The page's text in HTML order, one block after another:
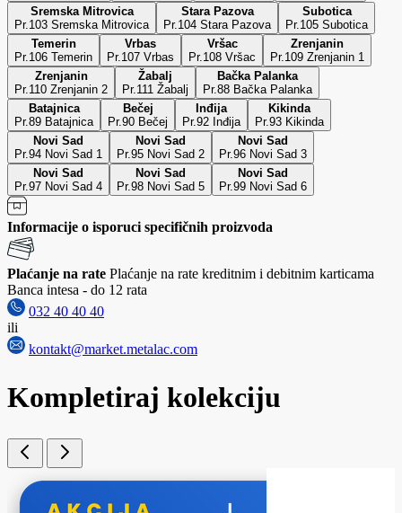
Sremska Mitrovica
Pr.103 Sremska Mitrovica
Stara Pazova
Pr.104 Stara Pazova
Subotica
Pr.105 Subotica
Temerin
Pr.106 Temerin
Vrbas
Pr.107 Vrbas
Vršac
Pr.108 Vršac
Zrenjanin
Pr.109 Zrenjanin 1
Zrenjanin
Pr.110 Zrenjanin 2
Žabalj
Pr.111 Žabalj
Bačka Palanka
Pr.88 Bačka Palanka
Batajnica
Pr.89 Batajnica
Bečej
Pr.90 Bečej
Inđija
Pr.92 Inđija
Kikinda
Pr.93 Kikinda
Novi Sad
Pr.94 Novi Sad 1
Novi Sad
Pr.95 Novi Sad 2
Novi Sad
Pr.96 Novi Sad 3
Novi Sad
Pr.97 Novi Sad 4
Novi Sad
Pr.98 Novi Sad 5
Novi Sad
Pr.99 Novi Sad 6
Informacije o isporuci specifičnih proizvoda
Plaćanje na rate Plaćanje na rate kreditnim i debitnim karticama
Banca intesa - do 12 rata
032 40 40 40
ili
kontakt@market.metalac.com
Kompletiraj kolekciju